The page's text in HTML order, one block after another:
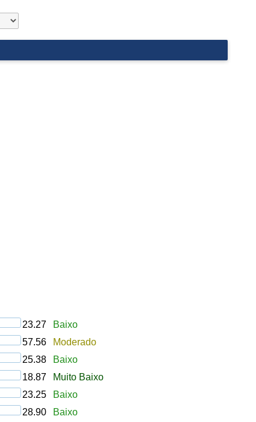
23.27
Baixo
57.56
Moderado
25.38
Baixo
18.87
Muito Baixo
23.25
Baixo
28.90
Baixo